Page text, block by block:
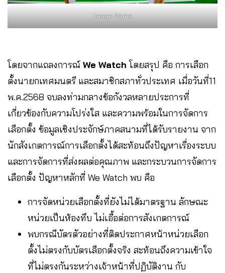
Image Name
โดยจากแถลงการณ์ We Watch โดยสรุป คือ การเลือก
ตั้งนายกเทศมนตรี และสมาชิกสภาทั่วประเทศ เมื่อวันที่11
พ.ค.2568 จบลงท่ามกลางข้อกังวลหลายประการที่
เกี่ยวข้องกับความโปร่งใส และความพร้อมในการจัดการ
เลือกตั้ง ข้อมูลเชิงประจักษ์ภาคสนามที่ได้รับรายงาน จาก
นักสังเกตการณ์การเลือกตั้งได้สะท้อนถึงปัญหาเรื่องระบบ
และการจัดการที่ส่งผลต่อคุณภาพ และกระบวนการจัดการ
เลือกตั้ง ปัญหาหลักที่ We Watch พบ คือ
การจัดหน่วยเลือกตั้งที่ยังไม่ได้มาตรฐาน ลักษณะ
หน่วยเป็นห้องทึบ ไม่เอื้อต่อการสังเกตการณ์
พบกรณีบัตรตัวอย่างที่ติดประกาศหน้าหน่วยเลือก
ตั้งไม่ตรงกับบัตรเลือกตั้งจริง สะท้อนถึงความเข้าใจ
ที่ไม่ตรงกันระหว่างเจ้าหน้าที่ปฏิบัติงาน กับ